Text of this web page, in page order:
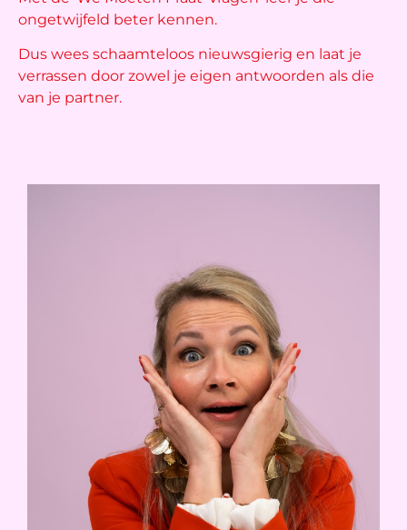
ongetwijfeld beter kennen.
Dus wees schaamteloos nieuwsgierig en laat je
verrassen door zowel je eigen antwoorden als die
van je partner.